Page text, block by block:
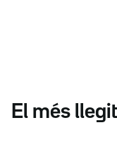
El més llegit